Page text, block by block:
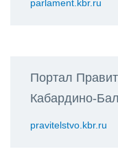
parlament.kbr.ru
Портал
Кабардино-
pravitelstvo.kbr.ru